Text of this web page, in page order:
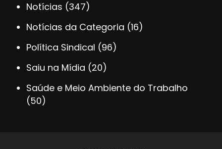
Notícias (347)
Notícias da Categoria (16)
Política Sindical (96)
Saiu na Mídia (20)
Saúde e Meio Ambiente do Trabalho
(50)